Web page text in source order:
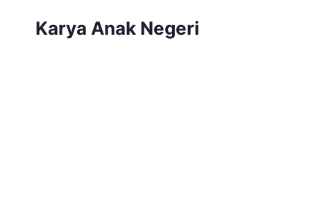
Karya Anak Negeri